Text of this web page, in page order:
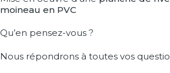
moineau en PVC
Qu’en pensez-vous ?
Nous répondrons à toutes vos